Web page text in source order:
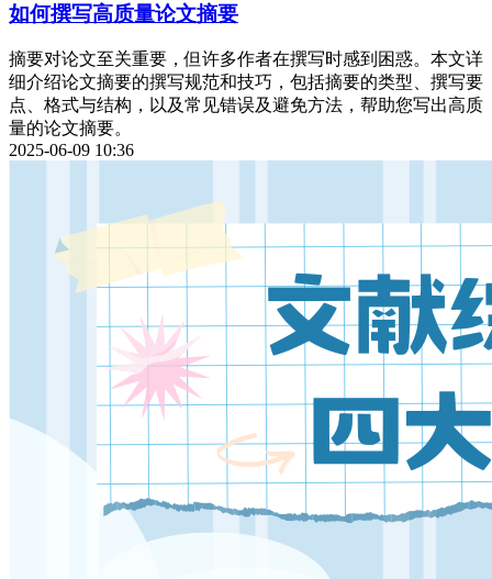
如何撰写高质量论文摘要
摘要对论文至关重要，但许多作者在撰写时感到困惑。本文详
细介绍论文摘要的撰写规范和技巧，包括摘要的类型、撰写要
点、格式与结构，以及常见错误及避免方法，帮助您写出高质
量的论文摘要。
2025-06-09 10:36